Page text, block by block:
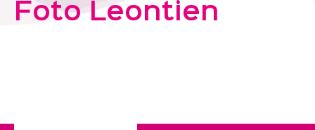
Foto Leontien